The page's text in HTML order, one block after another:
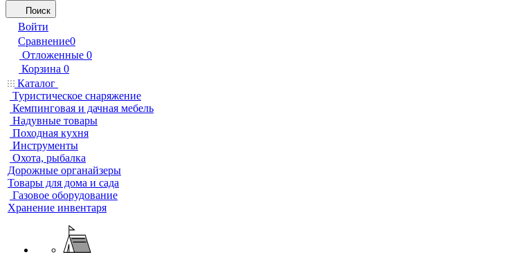
Поиск
Войти
Сравнение0
Отложенные 0
Корзина 0
Каталог
Туристическое снаряжение
Кемпинговая и дачная мебель
Надувные товары
Походная кухня
Инструменты
Охота, рыбалка
Дорожные органайзеры
Товары для дома и сада
Газовое оборудование
Хранение инвентаря